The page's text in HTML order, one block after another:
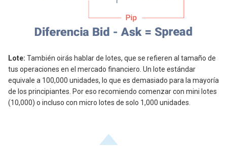
Lote: También oirás hablar de lotes, que se refieren al tamaño de
tus operaciones en el mercado financiero. Un lote estándar
equivale a 100,000 unidades, lo que es demasiado para la mayoría
de los principiantes. Por eso recomiendo comenzar con mini lotes
(10,000) o incluso con micro lotes de solo 1,000 unidades.